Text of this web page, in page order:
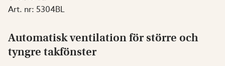
Art. nr: 5304BL
Automatisk ventilation för större och
tyngre takfönster